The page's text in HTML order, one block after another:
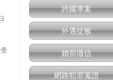
跨國專案
外遇捉猴
婚前徵信
網路犯罪蒐證